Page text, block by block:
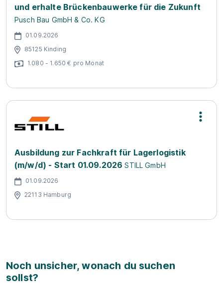
und erhalte Brückenbauwerke für die Zukunft
Pusch Bau GmbH & Co. KG
01.09.2026
85125 Kinding
1.080 - 1.650 € pro Monat
Ausbildung zur Fachkraft für Lagerlogistik
(m/w/d) - Start 01.09.2026 STILL GmbH
01.09.2026
22113 Hamburg
Noch unsicher, wonach du suchen
sollst?